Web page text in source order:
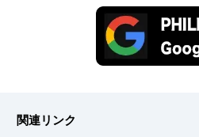
関連リンク